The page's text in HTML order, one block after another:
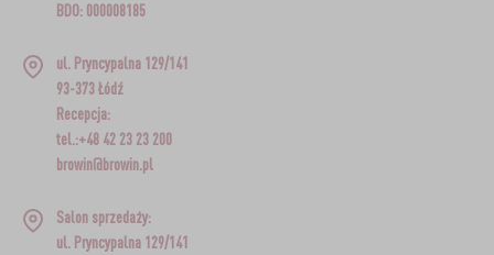
BDO: 000008185
ul. Pryncypalna 129/141
93-373 Łódź
Recepcja:
tel.:+48 42 23 23 200
browin@browin.pl
Salon sprzedaży:
ul. Pryncypalna 129/141